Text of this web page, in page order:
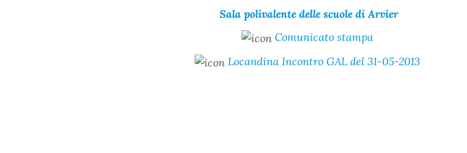
Sala polivalente delle scuole di Arvier
Comunicato stampa
Locandina Incontro GAL del 31-05-2013